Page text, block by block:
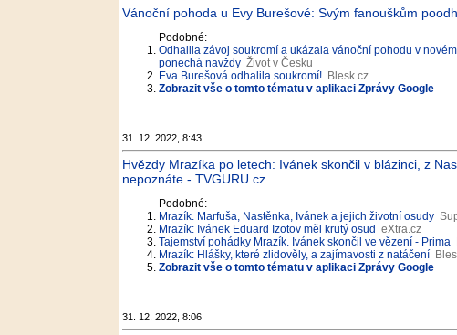
Vánoční pohoda u Evy Burešové: Svým fanouškům
Podobné:
Odhalila závoj soukromí a ukázala vánoční pohodu v
ponechá navždy Život v Česku
Eva Burešová odhalila soukromí! Blesk.cz
Zobrazit vše o tomto tématu v aplikaci Zprávy Google
31. 12. 2022, 8:43
Hvězdy Mrazíka po letech: Ivánek skončil v blázinci, z
nepoznáte - TVGURU.cz
Podobné:
Mrazík. Marfuša, Nastěnka, Ivánek a jejich životní osudy
Mrazík: Ivánek Eduard Izotov měl krutý osud eXtra.cz
Tajemství pohádky Mrazík. Ivánek skončil ve vězení - Prima
Mrazík: Hlášky, které zlidověly, a zajímavosti z natáčení
Zobrazit vše o tomto tématu v aplikaci Zprávy Google
31. 12. 2022, 8:06